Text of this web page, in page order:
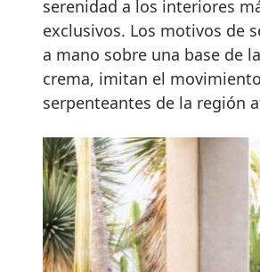
serenidad a los interiores
exclusivos. Los motivos de
a mano sobre una base de
crema, imitan el
serpenteantes de la región